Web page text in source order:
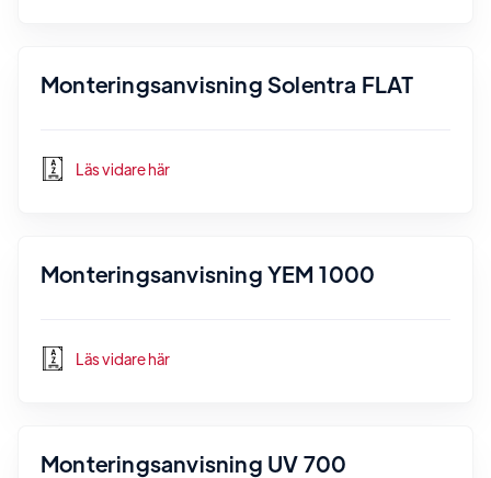
Monteringsanvisning Solentra FLAT
Läs vidare här
Monteringsanvisning YEM 1000
Läs vidare här
Monteringsanvisning UV 700